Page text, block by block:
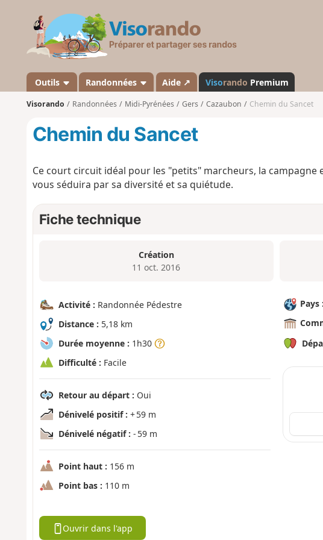
s
a
n
d
Outils Randonnées Aide ↗ Visorando Premium
Visorando Randonnées Midi-Pyrénées Gers Cazaubon Chemin du Sancet
Chemin du Sancet
Ce court circuit idéal pour les "petits" marcheurs, la campagne
vous séduira par sa diversité et sa quiétude.
Fiche technique
Création
11 oct. 2016
Activité : Randonnée Pédestre
Distance : 5,18 km
Durée moyenne : 1h30
Difficulté : Facile
Retour au départ : Oui
Dénivelé positif : + 59 m
Dénivelé négatif : - 59 m
Point haut : 156 m
Point bas : 110 m
Pays :
Ouvrir dans l'app